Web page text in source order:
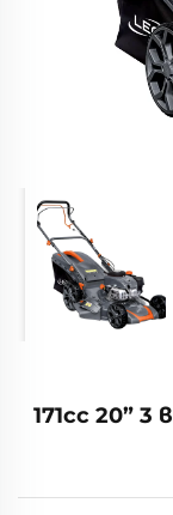
171cc 20” 3